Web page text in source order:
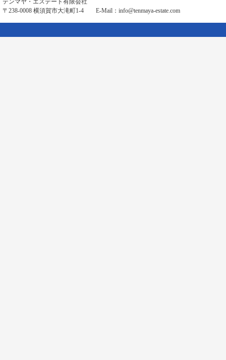
テンマヤ・エステート有限会社
〒238-0008 横須賀市大滝町1-4 E-Mail： info@tenmaya-estate.com